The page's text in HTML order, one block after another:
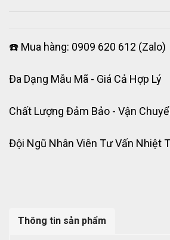
☎️ Mua hàng: 0909 620 612 (Zalo)
Đa Dạng Mẫu Mã - Giá Cả Hợp Lý
Chất Lượng Đảm Bảo - Vận
Đội Ngũ Nhân Viên Tư Vấn Nhiệt
Thông tin sản phẩm